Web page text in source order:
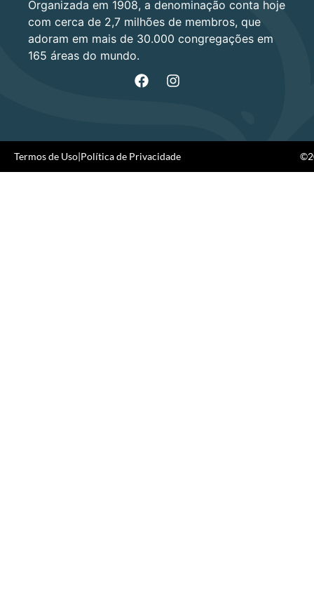
Organizada em 1908, a denominação conta hoje
com cerca de 2,7 milhões de membros, que
adoram em mais de 30.000 congregações em
165 áreas do mundo.
Termos de Uso|Política de Privacidade